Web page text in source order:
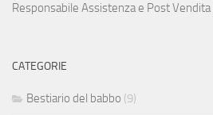
Responsabile Assistenza e Post Vendita
CATEGORIE
Bestiario del babbo (9)